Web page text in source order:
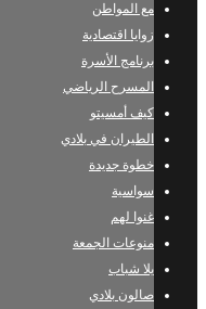
مع المواطن
زوايا اقتصادية
برنامج الأسرة
المسرح الرياضي
كيف أمسيتو
الطيران في بلادي
خطوة جديدة
سواسية
غنوا لهم
منوعات الجمعة
يلا شباب
صالون بلادي